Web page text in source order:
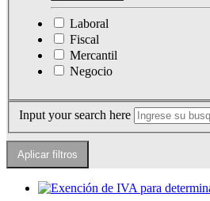
Laboral
Fiscal
Mercantil
Negocio
Input your search here